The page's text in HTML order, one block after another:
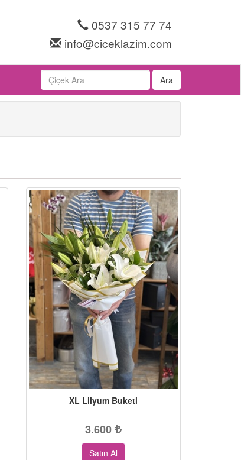
0537 315 77 74
info@ciceklazim.com
Ara
XL Lilyum Buketi
3.600
Satın Al